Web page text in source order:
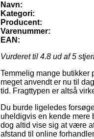
Navn:
Kategori:
Producent:
Varenummer:
EAN:
Vurderet til 4.8 ud af 5
Temmelig mange butikker
meget anvendt er nu til
tid. Fragttypen er altså
Du burde ligeledes
uheldigvis en kende mere
dog altid vise sig at være
afstand til online